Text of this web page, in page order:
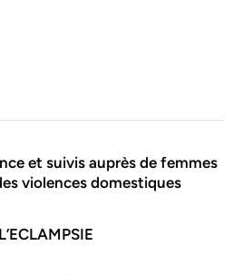
et suivis auprès de femmes
violences domestiques